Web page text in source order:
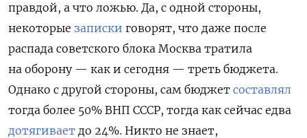
правдой, а что ложью. Да, с одной стороны,
некоторые записки говорят, что да­же после
распада советского блока Москва тратила
на оборону — как и сегодня — треть бюд­жета.
Однако с другой стороны, сам бюджет составлял
тогда более 50% ВНП СССР, тогда как сейчас едва
дотягивает до 24%. Никто не знает,